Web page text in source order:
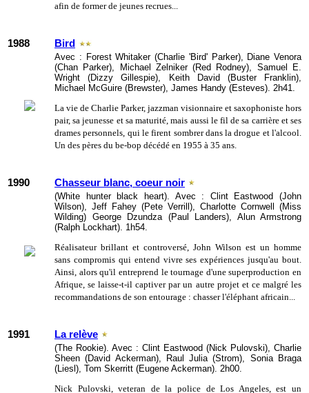
afin de former de jeunes recrues...
1988 Bird
Avec : Forest Whitaker (Charlie 'Bird' Parker), Diane Venora
(Chan Parker), Michael Zelniker (Red Rodney), Samuel E.
Wright (Dizzy Gillespie), Keith David (Buster Franklin),
Michael McGuire (Brewster), James Handy (Esteves). 2h41.
La vie de Charlie Parker, jazzman visionnaire et saxophoniste hors
pair, sa jeunesse et sa maturité, mais aussi le fil de sa carrière et ses
drames personnels, qui le firent sombrer dans la drogue et l'alcool.
Un des pères du be-bop décédé en 1955 à 35 ans.
1990 Chasseur blanc, coeur noir
(White hunter black heart). Avec : Clint Eastwood (John
Wilson), Jeff Fahey (Pete Verrill), Charlotte Cornwell (Miss
Wilding) George Dzundza (Paul Landers), Alun Armstrong
(Ralph Lockhart). 1h54.
Réalisateur brillant et controversé, John Wilson est un homme
sans compromis qui entend vivre ses expériences jusqu'au bout.
Ainsi, alors qu'il entreprend le tournage d'une superproduction en
Afrique, se laisse-t-il captiver par un autre projet et ce malgré les
recommandations de son entourage : chasser l'éléphant africain...
1991 La relève
(The Rookie). Avec : Clint Eastwood (Nick Pulovski), Charlie
Sheen (David Ackerman), Raul Julia (Strom), Sonia Braga
(Liesl), Tom Skerritt (Eugene Ackerman). 2h00.
Nick Pulovski, veteran de la police de Los Angeles, est un